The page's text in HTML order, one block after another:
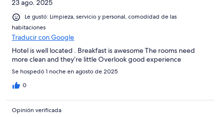
23 ago. 2025
Le gustó: Limpieza, servicio y personal, comodidad de las
habitaciones
Traducir con Google
Hotel is well located . Breakfast is awesome The rooms need
more clean and they’re little Overlook good experience
Se hospedó 1 noche en agosto de 2025
0
Opinión verificada